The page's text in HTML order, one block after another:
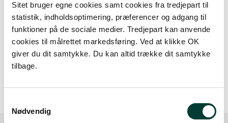
Sitet bruger egne cookies samt cookies fra tredjepart til
statistik, indholdsoptimering, præferencer og adgang til
funktioner på de sociale medier. Tredjepart kan anvende
cookies til målrettet markedsføring. Ved at klikke OK
giver du dit samtykke. Du kan altid trække dit samtykke
tilbage.
Nødvendig